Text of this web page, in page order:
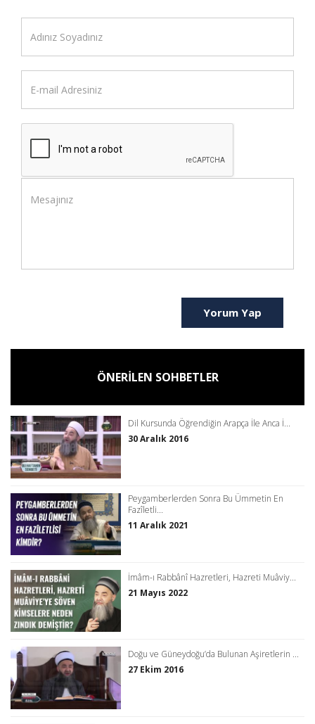
Yorum Yap
ÖNERİLEN SOHBETLER
Dil Kursunda Öğrendiğin Arapça İle Anca İ...
30 Aralık 2016
Peygamberlerden Sonra Bu Ümmetin En
Fazîletli...
11 Aralık 2021
İmâm-ı Rabbânî Hazretleri, Hazreti Muâviy...
21 Mayıs 2022
Doğu ve Güneydoğu’da Bulunan Aşiretlerin ...
27 Ekim 2016